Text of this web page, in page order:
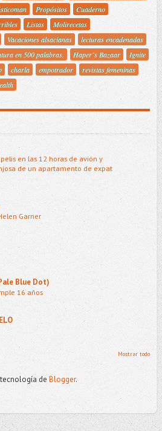
Propósitos
Cuaderno
Listas
Molirecetas
Vacaciones alsacianas
lecturas encadenadas
en 500 palabras. Haper´s Bazaar
Ignite
charla empotrador
revistas femeninas
en las 12 horas de avión y
de un apartamento de expat
Garner
Blue Dot)
16 años
Mostrar todo
de Blogger.